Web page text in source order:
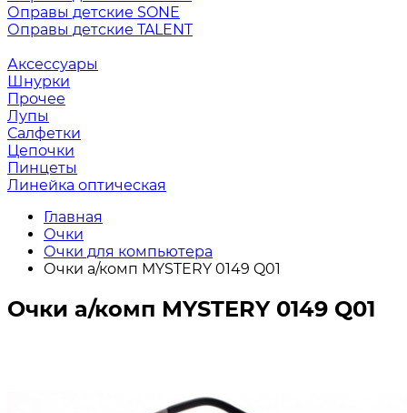
Оправы детские SONE
Оправы детские TALENT
Аксессуары
Шнурки
Прочее
Лупы
Салфетки
Цепочки
Пинцеты
Линейка оптическая
Главная
Очки
Очки для компьютера
Очки а/комп MYSTERY 0149 Q01
Очки а/комп MYSTERY 0149 Q01